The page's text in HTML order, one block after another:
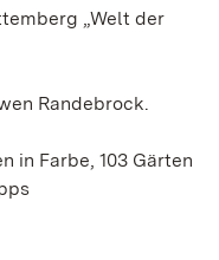
„Welt der
Randebrock.
in Farbe, 103 Gärten